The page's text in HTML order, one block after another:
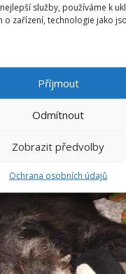
služby, používáme k
o zařízení, technologie jako
Příjmout
Odmítnout
Zobrazit předvolby
Ochrana osobních údajů
minut za zvuku
a s vůní „u čumáku“
Přitom byl bílý
a okno